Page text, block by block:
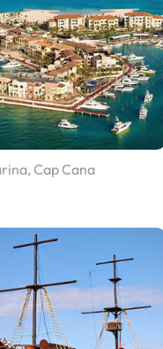
Cap Cana